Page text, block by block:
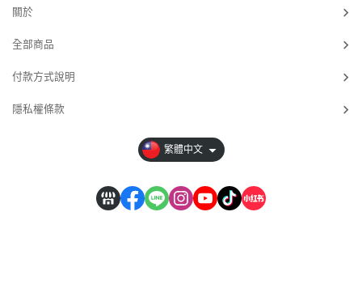
關於
全部商品
付款方式說明
隱私權條款
繁體中文